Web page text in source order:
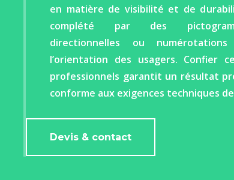
en matière de visibilité et de
complété par des
directionnelles ou
l’orientation des usagers. Confier
professionnels garantit un résultat
conforme aux exigences techniques
Devis & contact